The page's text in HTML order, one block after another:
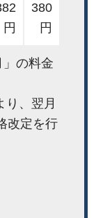
円
380
円
の料金
り、翌月
改定を行